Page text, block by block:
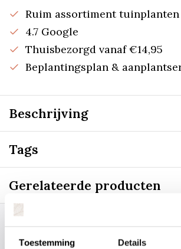
Toestemming Details
Ruim assortiment tuinplanten
4.7 Google
Thuisbezorgd vanaf €14,95
Beplantingsplan &
Beschrijving
Tags
Gerelateerde producten